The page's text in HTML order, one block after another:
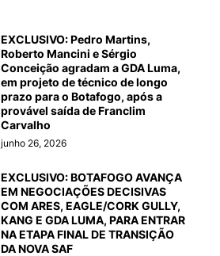
EXCLUSIVO: Pedro Martins,
Roberto Mancini e Sérgio
Conceição agradam a GDA Luma,
em projeto de técnico de longo
prazo para o Botafogo, após a
provável saída de Franclim
Carvalho
junho 26, 2026
EXCLUSIVO: BOTAFOGO AVANÇA
EM NEGOCIAÇÕES DECISIVAS
COM ARES, EAGLE/CORK GULLY,
KANG E GDA LUMA, PARA ENTRAR
NA ETAPA FINAL DE TRANSIÇÃO
DA NOVA SAF